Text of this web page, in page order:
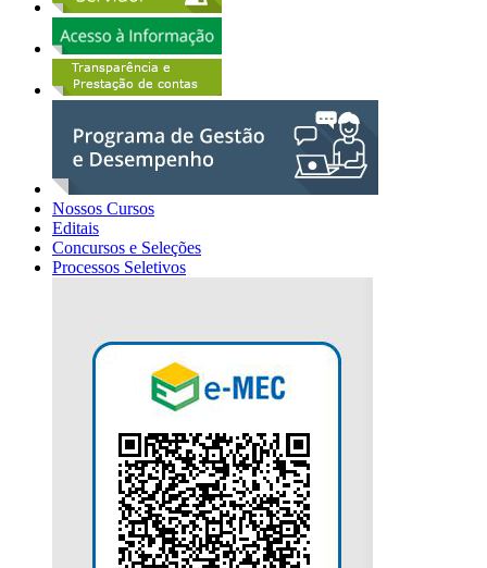
Nossos Cursos
Editais
Concursos e Seleções
Processos Seletivos